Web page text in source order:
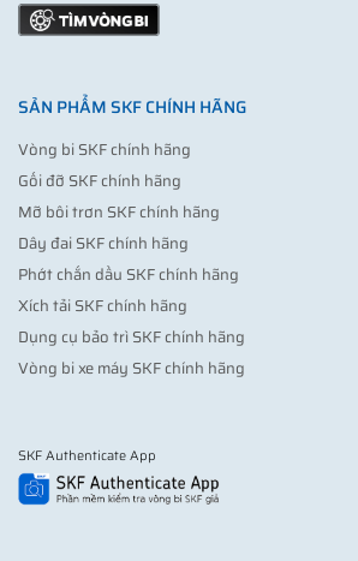
SẢN PHẨM SKF CHÍNH HÃNG
Vòng bi SKF chính hãng
Gối đỡ SKF chính hãng
Mỡ bôi trơn SKF chính hãng
Dây đai SKF chính hãng
Phớt chắn dầu SKF chính hãng
Xích tải SKF chính hãng
Dụng cụ bảo trì SKF chính hãng
Vòng bi xe máy SKF chính hãng
SKF Authenticate App